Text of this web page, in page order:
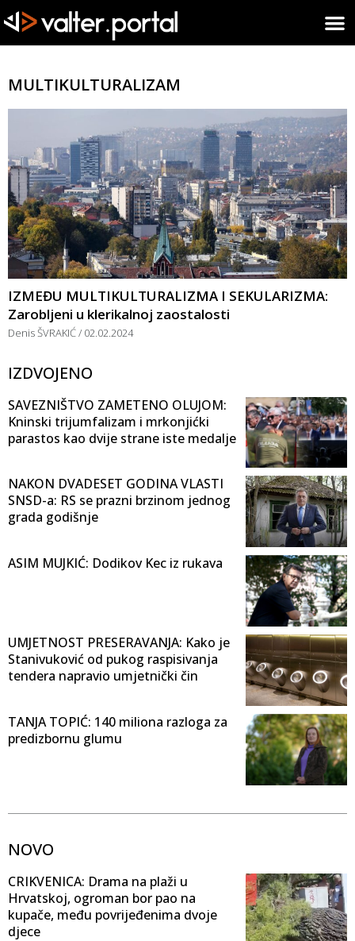
MULTIKULTURALIZAM
IZMEĐU MULTIKULTURALIZMA I SEKULARIZMA:
Zarobljeni u klerikalnoj zaostalosti
Denis ŠVRAKIĆ 02.02.2024
IZDVOJENO
SAVEZNIŠTVO ZAMETENO OLUJOM:
Kninski trijumfalizam i mrkonjićki
parastos kao dvije strane iste medalje
NAKON DVADESET GODINA VLASTI
SNSD-a: RS se prazni brzinom jednog
grada godišnje
ASIM MUJKIĆ: Dodikov Kec iz rukava
UMJETNOST PRESERAVANJA: Kako je
Stanivuković od pukog raspisivanja
tendera napravio umjetnički čin
TANJA TOPIĆ: 140 miliona razloga za
predizbornu glumu
NOVO
CRIKVENICA: Drama na plaži u
Hrvatskoj, ogroman bor pao na
kupače, među povrijeđenima dvoje
djece